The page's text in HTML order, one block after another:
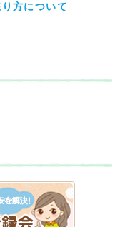
方について